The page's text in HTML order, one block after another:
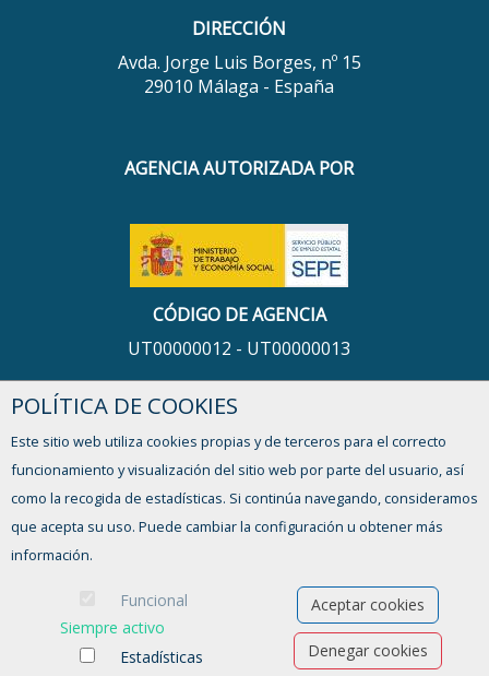
DIRECCIÓN
Avda. Jorge Luis Borges, nº 15
29010 Málaga - España
AGENCIA AUTORIZADA POR
CÓDIGO DE AGENCIA
UT00000012 - UT00000013
HORARIO
De lunes a viernes,
de 9:00 a 13:00h y de 16:00 a 17:30h
FORMULARIO DE CONTACTO
POLÍTICA DE COOKIES
Este sitio web utiliza cookies propias y de terceros para el correcto
funcionamiento y visualización del sitio web por parte del usuario, así
como la recogida de estadísticas. Si continúa navegando, consideramos
que acepta su uso. Puede cambiar la configuración u obtener más
información.
Funcional
Siempre activo
Estadísticas
Aceptar cookies
Denegar cookies